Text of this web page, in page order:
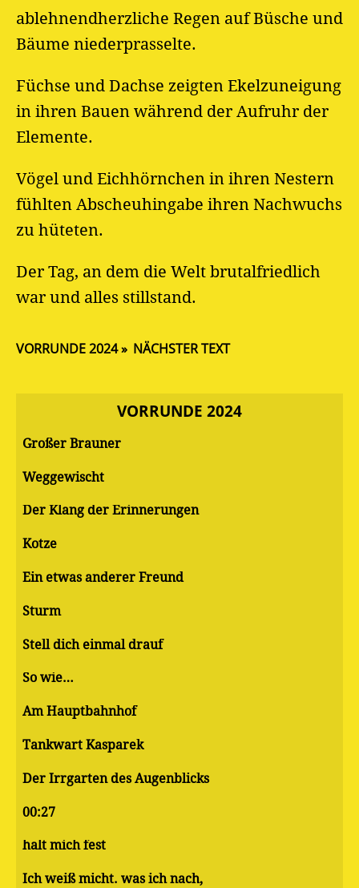
ablehnendherzliche Regen auf Büsche und
Bäume niederprasselte.
Füchse und Dachse zeigten Ekelzuneigung
in ihren Bauen während der Aufruhr der
Elemente.
Vögel und Eichhörnchen in ihren Nestern
fühlten Abscheuhingabe ihren Nachwuchs
zu hüteten.
Der Tag, an dem die Welt brutalfriedlich
war und alles stillstand.
VORRUNDE 2024 NÄCHSTER TEXT
VORRUNDE 2024
Großer Brauner
Weggewischt
Der Klang der Erinnerungen
Kotze
Ein etwas anderer Freund
Sturm
Stell dich einmal drauf
So wie…
Am Hauptbahnhof
Tankwart Kasparek
Der Irrgarten des Augenblicks
00:27
halt mich fest
Ich weiß micht. was ich nach,